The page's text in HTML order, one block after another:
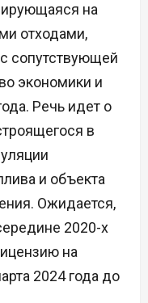
на
отходами,
сопутствующей
экономики и
Речь идет о
в
и объекта
Ожидается,
2020-х
на
2024 года до